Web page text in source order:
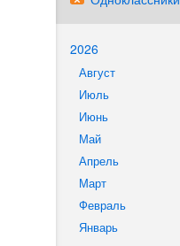
2026
Август
Июль
Июнь
Май
Апрель
Март
Февраль
Январь